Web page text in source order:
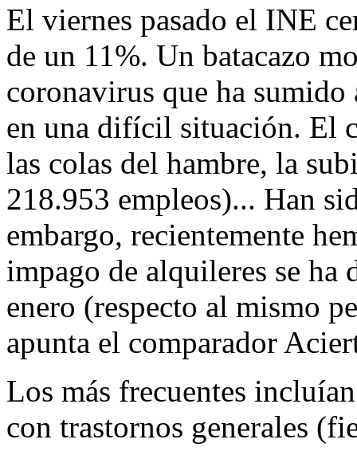
El viernes pasado el INE
de un 11%. Un batacazo
coronavirus que ha sumido
en una difícil situación. El
las colas del hambre, la
218.953 empleos)... Han
embargo, recientemente
impago de alquileres se ha
enero (respecto al mismo
apunta el comparador
Los más frecuentes
con trastornos generales